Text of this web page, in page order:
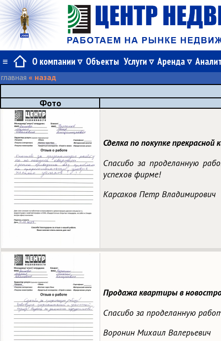
≡ О компании Объекты Услуги Аренда
главная « назад
Фото
Сделка по покупке прекрасной
Спасибо за проделанную
успехов фирме!
Карсаков Петр Владимирович
Продажа квартиры в
Спасибо за проделанную
Воронин Михаил Валерьевич